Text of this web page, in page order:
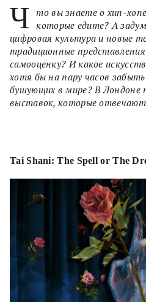
Ч
то вы знаете о хип-
которые едите? А
цифровая культура и новые
традиционные
самооценку? И какое
хотя бы на пару часов забыть
бушующих в мире? В Лондоне
выставок, которые
Tai Shani: The Spell or The